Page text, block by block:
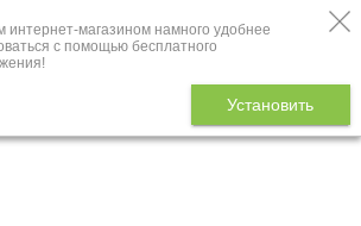
интернет-магазином намного удобнее
с помощью бесплатного
Установить